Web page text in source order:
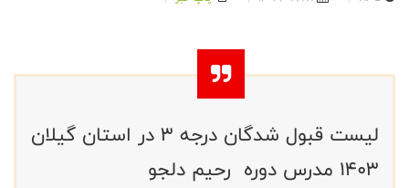
ليست قبول شدگان درجه ٣ در استان گيلان
١٤٠٣ مدرس دوره رحیم دلجو